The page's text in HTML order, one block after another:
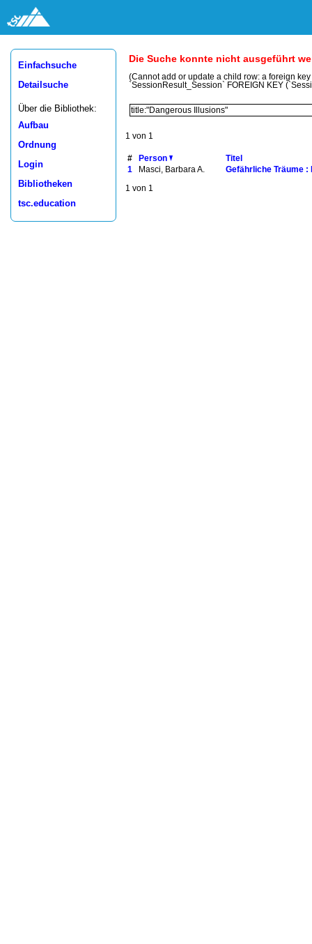
Einfachsuche
Detailsuche
Über die Bibliothek:
Aufbau
Ordnung
Login
Bibliotheken
tsc.education
Die Suche konnte nicht ausgeführt
(Cannot add or update a child row: a foreign
`SessionResult_Session` FOREIGN KEY
1 von 1
# Person
Titel
1
Masci, Barbara A. Gefährliche Träume :
1 von 1